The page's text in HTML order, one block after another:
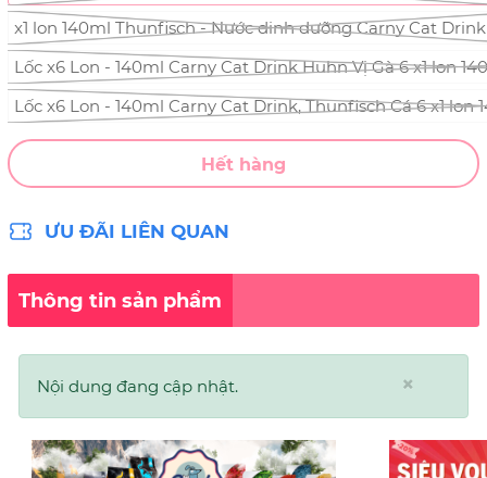
x1 lon 140ml Thunfisch - Nước dinh dưỡng Carny Cat
Lốc x6 Lon - 140ml Carny Cat Drink Huhn Vị Gà 6 x1 lon
Lốc x6 Lon - 140ml Carny Cat Drink, Thunfisch Cá 6 x1
Hết hàng
ƯU ĐÃI LIÊN QUAN
Thông tin sản phẩm
×
Nội dung đang cập nhật.